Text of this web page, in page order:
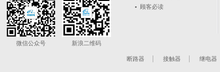
微信公众号 新浪二维码
顾客必读
断路器 接触器 继电器